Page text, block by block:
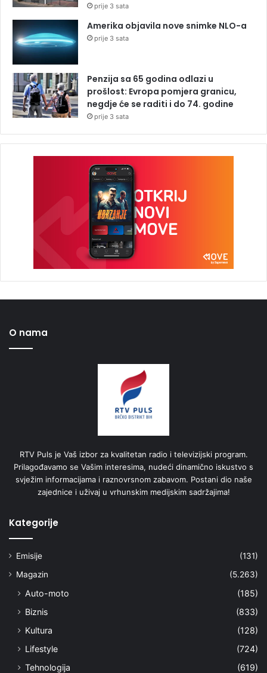
prije 3 sata
Amerika objavila nove snimke NLO-a
prije 3 sata
Penzija sa 65 godina odlazi u
prošlost: Evropa pomjera granicu,
negdje će se raditi i do 74. godine
prije 3 sata
O nama
RTV Puls je Vaš izbor za kvalitetan radio i televizijski program.
Prilagođavamo se Vašim interesima, nudeći dinamično iskustvo s
svježim informacijama i raznovrsnom zabavom. Postani dio naše
zajednice i uživaj u vrhunskim medijskim sadržajima!
Kategorije
Emisije
(131)
Magazin
(5.263)
Auto-moto
(185)
Biznis
(833)
Kultura
(128)
Lifestyle
(724)
Tehnologija
(619)